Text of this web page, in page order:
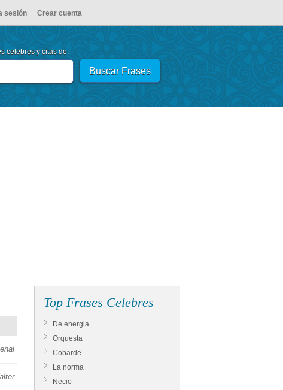
sesión Crear cuenta
celebres y citas de:
Top Frases Celebres
De energia
Orquesta
Cobarde
La norma
Necio